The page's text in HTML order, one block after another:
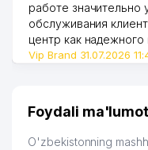
работе значительно
обслуживания
центр как
Vip Brand 31.07.2026
Foydali
O'zbekistonning